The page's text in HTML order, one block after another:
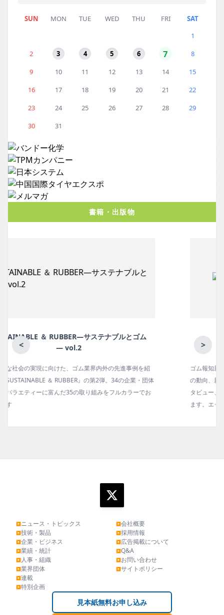
SUN MON TUE WED THU FRI
SAT
1
2
3 4 5 6 7
8
9
10 11 12 13 14
15
16
17 18 19 20 21
22
23
24 25 26 27 28
29
30
31
書籍・出版物
< >
月刊ラバーインダストリー／単品
ゴム報知新聞の姉妹誌。ゴム・エラストマー製品・市場分野別
の動向、新製品・技術、原材料動向、設備・機械の紹介、イン
タビュー、海外企業情報、統計などをコンパクトに掲載してい
▶ニュース・トピックス
▶技術・製品
▶企業・ビジネス
▶業績・統計
▶人事・組織
▶業界団体
▶連載
▶特別企画
▶会社概要
▶採用情報
▶広告掲載について
▶Q&A
▶お問い合わせ
▶サイトポリシー
見本紙無料お申し込み